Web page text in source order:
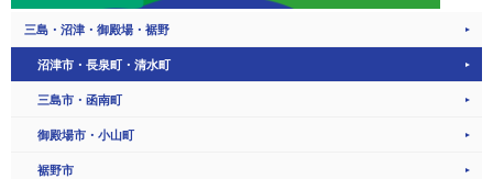
三島・沼津・御殿場・裾野
沼津市・長泉町・清水町
三島市・函南町
御殿場市・小山町
裾野市